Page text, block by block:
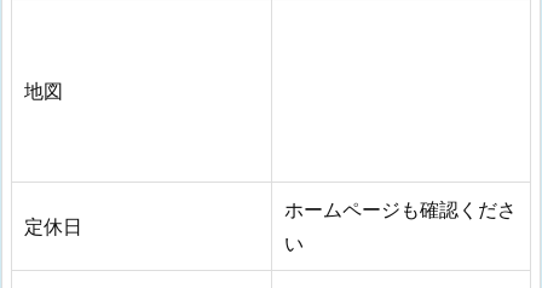
地図
定休日
ホームページも確認くださ
い